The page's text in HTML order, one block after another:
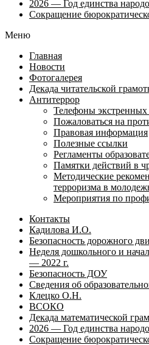
2026 — Год единства
Сокращение
Меню
Главная
Новости
Фотогалерея
Декада читательской
Антитеррор
Телефоны
Пожаловаться на
Правовая информация
Полезные ссылки
Регламенты
Памятки действий в
Методические
терроризма в
Мероприятия по
Контакты
Кадилова И.О.
Безопасность дорожного
Неделя дошкольного и
— 2022 г.
Безопасность ДОУ
Сведения об
Клецко О.Н.
ВСОКО
Декада математической
2026 — Год единства
Сокращение